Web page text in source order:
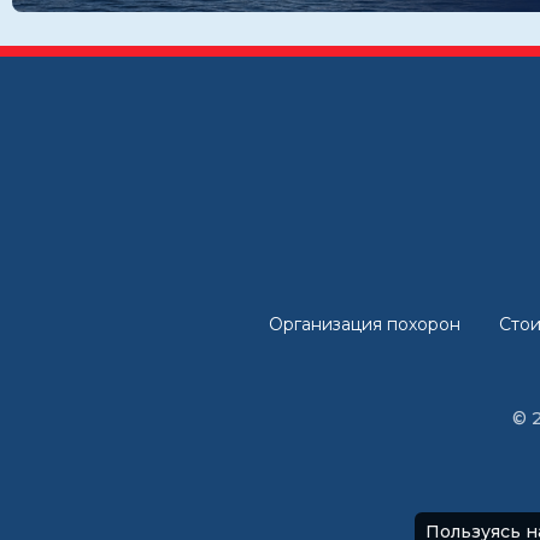
Организация похорон
©
Пользуясь